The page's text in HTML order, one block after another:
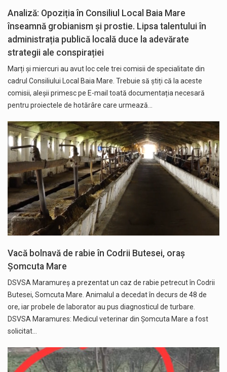
Analiză: Opoziția în Consiliul Local Baia Mare
înseamnă grobianism și prostie. Lipsa talentului în
administrația publică locală duce la adevărate
strategii ale conspirației
Marți și miercuri au avut loc cele trei comisii de specialitate din
cadrul Consiliului Local Baia Mare. Trebuie să știți că la aceste
comisii, aleșii primesc pe E-mail toată documentația necesară
pentru proiectele de hotărâre care urmează…
Vacă bolnavă de rabie în Codrii Butesei, oraș
Șomcuta Mare
DSVSA Maramureș a prezentat un caz de rabie petrecut în Codrii
Butesei, Somcuta Mare. Animalul a decedat în decurs de 48 de
ore, iar probele de laborator au pus diagnosticul de turbare.
DSVSA Maramures: Medicul veterinar din Șomcuta Mare a fost
solicitat…